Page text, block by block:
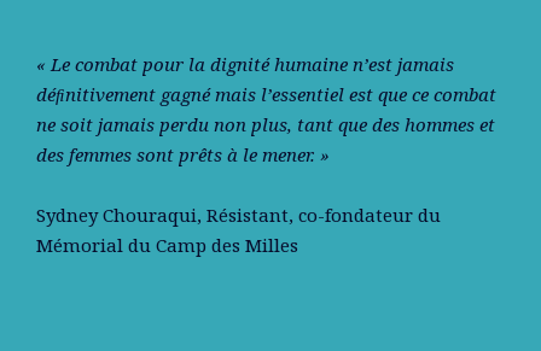
« Le combat pour la dignité humaine n’est jamais
déﬁnitivement gagné mais l’essentiel est que ce combat
ne soit jamais perdu non plus, tant que des hommes et
des femmes sont prêts à le mener. »
Sydney Chouraqui, Résistant, co-fondateur du
Mémorial du Camp des Milles